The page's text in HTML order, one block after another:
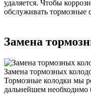
удаляется. Чтобы
обслуживать тормозные
Замена
Замена тормозных
Тормозные колодки мы
дальнейшем необходимо